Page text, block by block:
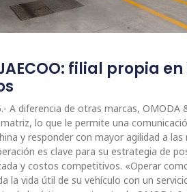
filial propia
A diferencia de otras marcas, OMODA
lo que le permite una
y responder con mayor agilidad a las
es clave para su estrategia de
y costos competitivos. «Operar
la vida útil de su vehículo con un